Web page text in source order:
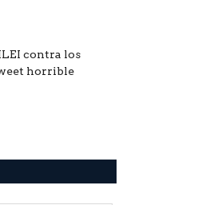
contra los
horrible